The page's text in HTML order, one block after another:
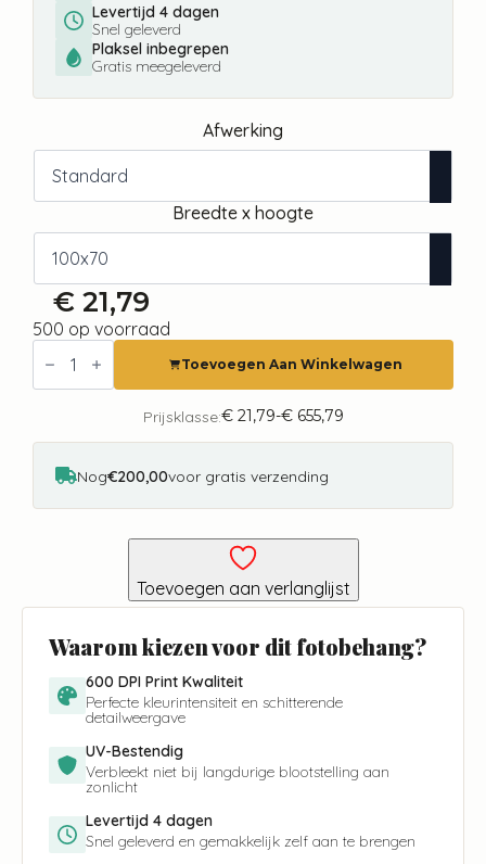
Levertijd 4 dagen
Snel geleverd
Plaksel inbegrepen
Gratis meegeleverd
Afwerking
Breedte x hoogte
€ 21,79
500 op voorraad
Fotobehang
Time
Variant
aantal
Toevoegen Aan Winkelwagen
Prijsklasse:€21,79-€655,79
Prijsklasse:
€ 21,79
€ 655,79
Nog€200,00voor gratis verzending
Toevoegen aan verlanglijst
Waarom kiezen voor dit fotobehang?
600 DPI Print Kwaliteit
Perfecte kleurintensiteit en schitterende
detailweergave
UV-Bestendig
Verbleekt niet bij langdurige blootstelling aan
zonlicht
Levertijd 4 dagen
Snel geleverd en gemakkelijk zelf aan te brengen